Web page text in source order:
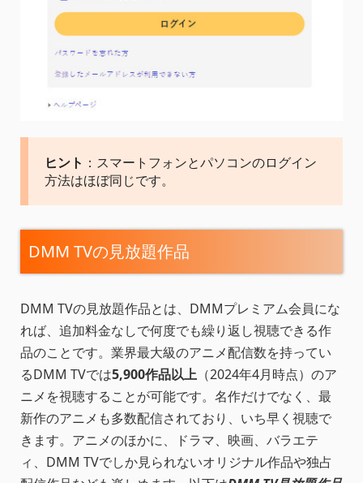
ヒント ：スマートフォンとパソコンのログイン
方法はほぼ同じです。
DMM TVの見放題作品
DMM TVの見放題作品とは、DMMプレミアム会員にな
れば、追加料金なしで何度でも繰り返し視聴できる作
品のことです。業界最大級のアニメ配信数を持ってい
るDMM TVでは5,900作品以上 （2024年4月時点）のア
ニメを視聴することが可能です。名作だけでなく、最
新作のアニメも多数配信されており、いち早く視聴で
きます。アニメのほかに、ドラマ、映画、バラエテ
ィ、DMM TVでしか見られないオリジナル作品や独占